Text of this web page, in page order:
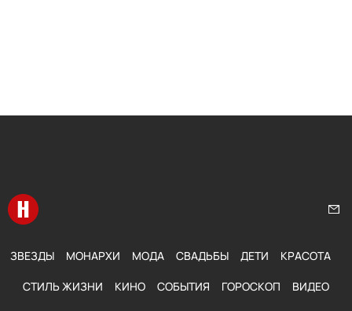
Перейти на главную
ЗВЕЗДЫ МОНАРХИ МОДА СВАДЬБЫ ДЕТИ КРАСОТА
СТИЛЬ ЖИЗНИ КИНО СОБЫТИЯ ГОРОСКОП ВИДЕО